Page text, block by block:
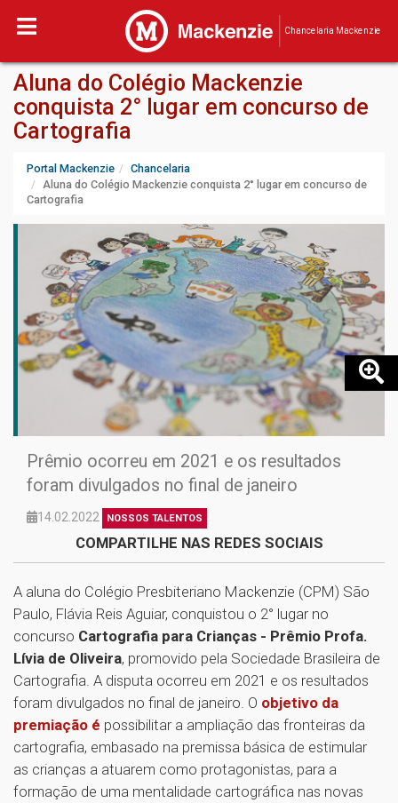
Chancelaria Mackenzie
Aluna do Colégio Mackenzie
conquista 2° lugar em concurso de
Cartografia
Portal Mackenzie
Chancelaria
Aluna do Colégio Mackenzie conquista 2° lugar em concurso de
Cartografia
Prêmio ocorreu em 2021 e os resultados
foram divulgados no final de janeiro
14.02.2022 NOSSOS TALENTOS
COMPARTILHE NAS REDES SOCIAIS
A aluna do Colégio Presbiteriano Mackenzie (CPM) São
Paulo, Flávia Reis Aguiar, conquistou o 2° lugar no
concurso Cartografia para Crianças - Prêmio Profa.
Lívia de Oliveira, promovido pela Sociedade Brasileira de
Cartografia. A disputa ocorreu em 2021 e os resultados
foram divulgados no final de janeiro. O objetivo da
premiação é possibilitar a ampliação das fronteiras da
cartografia, embasado na premissa básica de estimular
as crianças a atuarem como protagonistas, para a
formação de uma mentalidade cartográfica nas novas